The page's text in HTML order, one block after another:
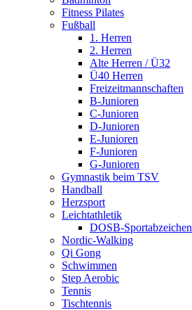
Fitness Pilates
Fußball
1. Herren
2. Herren
Alte Herren / Ü32
Ü40 Herren
Freizeitmannschaften
B-Junioren
C-Junioren
D-Junioren
E-Junioren
F-Junioren
G-Junioren
Gymnastik beim TSV
Handball
Herzsport
Leichtathletik
DOSB-Sportabzeichen
Nordic-Walking
Qi Gong
Schwimmen
Step Aerobic
Tennis
Tischtennis